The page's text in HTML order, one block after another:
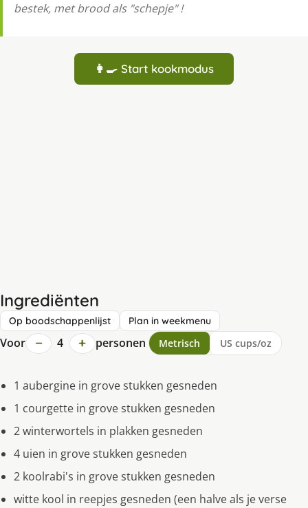
bestek, met brood als "schepje" !
👩‍🍳 Start kookmodus
Ingrediënten
Op boodschappenlijst Plan in weekmenu
Voor − 4 + personen Metrisch US cups/oz
1 aubergine in grove stukken gesneden
1 courgette in grove stukken gesneden
2 winterwortels in plakken gesneden
4 uien in grove stukken gesneden
2 koolrabi's in grove stukken gesneden
witte kool in reepjes gesneden (een halve als je verse